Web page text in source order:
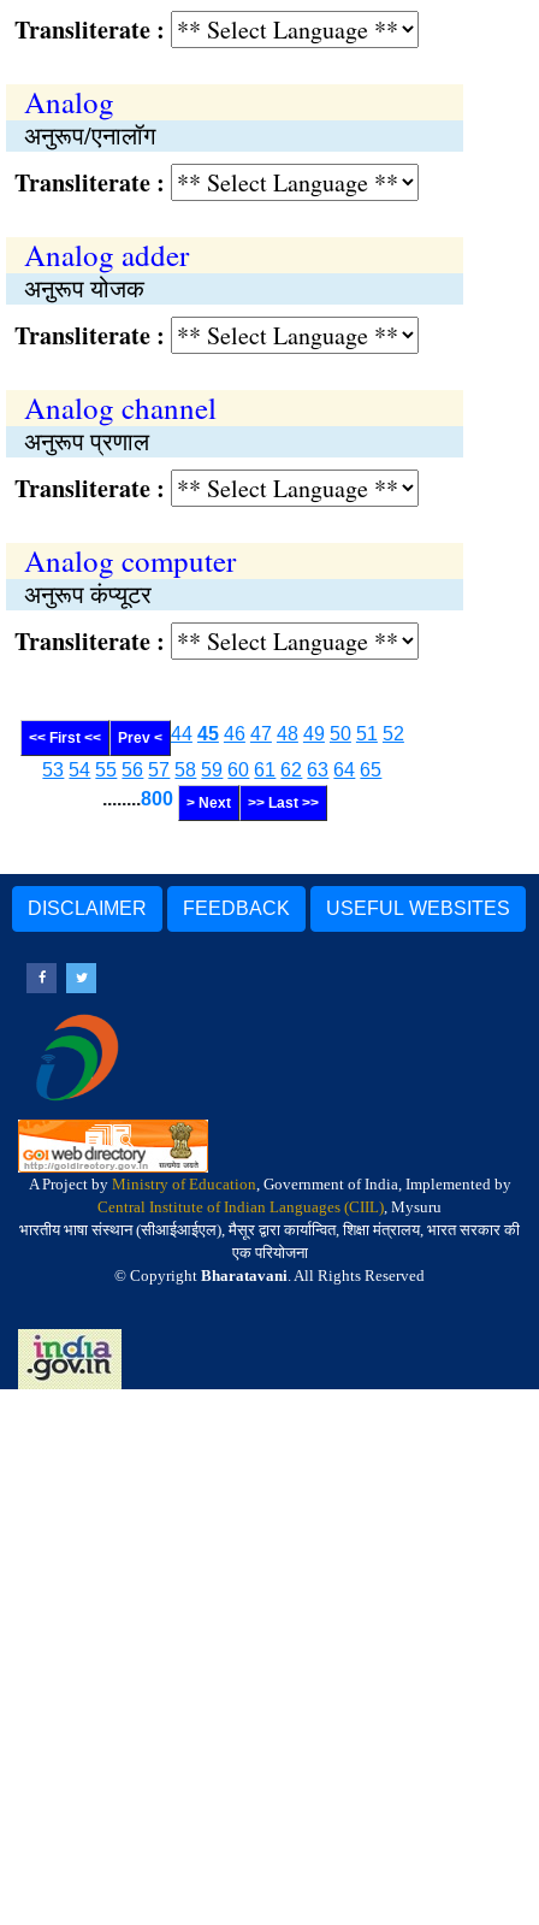
:
Analog
अनुरूप/एनालॉग
:
Analog adder
अऩुरूप योजक
:
Analog channel
अनुरूप प्रणाल
:
Analog computer
अनुरूप कंप्यूटर
:
<< First << Prev < 44 45 46 47 48 49 50 51 52
53 54 55 56 57 58 59 60 61 62 63 64 65
........800 > Next >> Last >>
DISCLAIMER FEEDBACK USEFUL WEBSITES
A Project by Ministry of Education, Government of India, Implemented by
Central Institute of Indian Languages (CIIL), Mysuru
भारतीय भाषा संस्थान (सीआईआईएल), मैसूर द्वारा कार्यान्वित, शिक्षा मंत्रालय, भारत सरकार की
एक परियोजना
© Copyright Bharatavani. All Rights Reserved